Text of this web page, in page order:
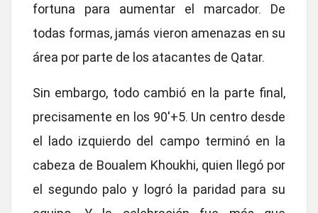
fortuna para aumentar el marcador. De
todas formas, jamás vieron amenazas en su
área por parte de los atacantes de Qatar.
Sin embargo, todo cambió en la parte final,
precisamente en los 90′+5. Un centro desde
el lado izquierdo del campo terminó en la
cabeza de Boualem Khoukhi, quien llegó por
el segundo palo y logró la paridad para su